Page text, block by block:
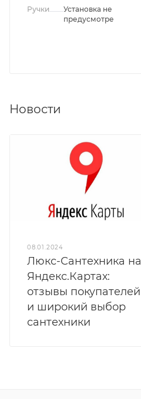
Ручки
Установка не
предусмотрена
Новости
08.01.2024
Люкс-Сантехника на
Яндекс.Картах:
отзывы покупателей
и широкий выбор
сантехники